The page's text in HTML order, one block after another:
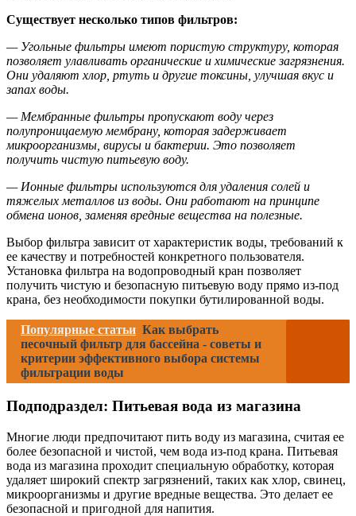
Существует несколько типов фильтров:
— Угольные фильтры имеют пористую структуру, которая
позволяет улавливать органические и химические загрязнения.
Они удаляют хлор, ртуть и другие токсины, улучшая вкус и
запах воды.
— Мембранные фильтры пропускают воду через
полупроницаемую мембрану, которая задерживает
микроорганизмы, вирусы и бактерии. Это позволяет
получить чистую питьевую воду.
— Ионные фильтры используются для удаления солей и
тяжелых металлов из воды. Они работают на принципе
обмена ионов, заменяя вредные вещества на полезные.
Выбор фильтра зависит от характеристик воды, требований к
ее качеству и потребностей конкретного пользователя.
Установка фильтра на водопроводный кран позволяет
получить чистую и безопасную питьевую воду прямо из-под
крана, без необходимости покупки бутилированной воды.
Популярные статьи Как выбрать
песочный фильтр для бассейна - советы и
критерии эффективного выбора системы
фильтрации воды
Подподраздел: Питьевая вода из магазина
Многие люди предпочитают пить воду из магазина, считая ее
более безопасной и чистой, чем вода из-под крана. Питьевая
вода из магазина проходит специальную обработку, которая
удаляет широкий спектр загрязнений, таких как хлор, свинец,
микроорганизмы и другие вредные вещества. Это делает ее
безопасной и пригодной для напития.